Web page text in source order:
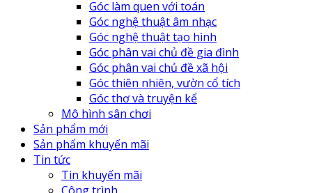
Góc làm quen với toán
Góc nghệ thuật âm nhạc
Góc nghệ thuật tạo hình
Góc phân vai chủ đề gia đình
Góc phân vai chủ đề xã hội
Góc thiên nhiên, vườn cổ tích
Góc thơ và truyện kể
Mô hình sân chơi
Sản phẩm mới
Sản phẩm khuyến mãi
Tin tức
Tin khuyến mãi